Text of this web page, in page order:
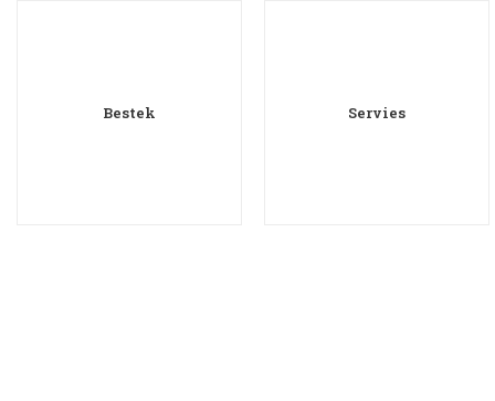
Bestek Servies